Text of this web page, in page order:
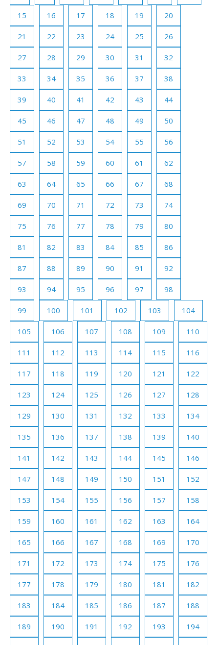
15 16 17 18 19 20
21 22 23 24 25 26
27 28 29 30 31 32
33 34 35 36 37 38
39 40 41 42 43 44
45 46 47 48 49 50
51 52 53 54 55 56
57 58 59 60 61 62
63 64 65 66 67 68
69 70 71 72 73 74
75 76 77 78 79 80
81 82 83 84 85 86
87 88 89 90 91 92
93 94 95 96 97 98
99 100 101 102 103 104
105 106 107 108 109 110
111 112 113 114 115 116
117 118 119 120 121 122
123 124 125 126 127 128
129 130 131 132 133 134
135 136 137 138 139 140
141 142 143 144 145 146
147 148 149 150 151 152
153 154 155 156 157 158
159 160 161 162 163 164
165 166 167 168 169 170
171 172 173 174 175 176
177 178 179 180 181 182
183 184 185 186 187 188
189 190 191 192 193 194